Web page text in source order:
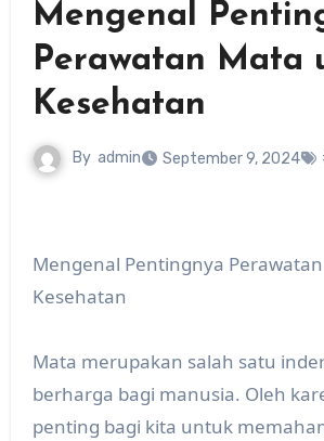
Mengenal
Perawatan Mata
Kesehatan
By admin September 9, 2024
Mengenal Pentingnya
Kesehatan
Mata merupakan salah satu
berharga bagi manusia. Oleh
penting bagi kita untuk